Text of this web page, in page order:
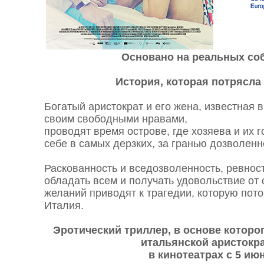
Основано на реальных
История, которая
Богатый аристократ и его жена, известная
своим свободными нравами,
проводят время острове, где хозяева и их
себе в самых дерзких, за гранью
Раскованность и вседозволенность,
обладать всем и получать удовольствие
желаний приводят к трагедии, которую
Италия.
Эротический триллер, в основе
итальянской
в кинотеатрах с 5